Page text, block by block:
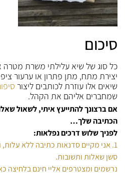
סיכום
כל סוג של שיא עלילתי משרת
יצירת מתח, מתן פתרון או ערעור
שיאים אלו עוזרת לכותבים ליצור
שמחברים אליהם את הקהל.
אם ברצונך להתייעץ איתי, לשאול
הכתיבה שלך…
לפניך שלוש דרכים נפלאות:
1. אני מקיים סדנאות כתיבה ללא
סשן שאלות ותשובות.
נרשמים ומצטרפים אליי חינם בלחיצה